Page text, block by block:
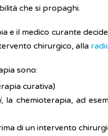
che si propaghi.
e il medico curante
chirurgico, alla
sono:
curativa)
, la chemioterapia, ad
di un intervento